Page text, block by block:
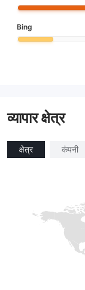
Bing
व्यापार क्षेत्र
क्षेत्र कंपनी